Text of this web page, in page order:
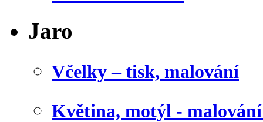
Jaro
Včelky – tisk, malování
Květina, motýl -